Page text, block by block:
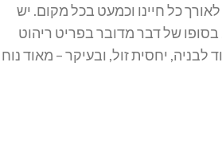
כל חיינו וכמעט בכל מקום. יש
של דבר מדובר בפריט ריהוט
לבניה, יחסית זול, ובעיקר – מאוד נוח